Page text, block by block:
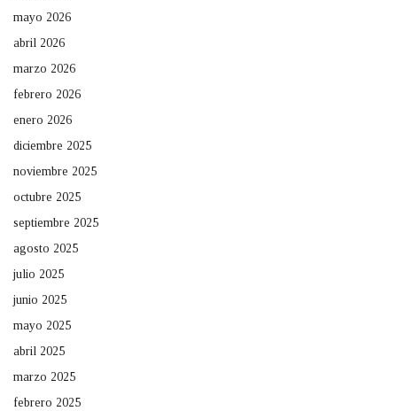
mayo 2026
abril 2026
marzo 2026
febrero 2026
enero 2026
diciembre 2025
noviembre 2025
octubre 2025
septiembre 2025
agosto 2025
julio 2025
junio 2025
mayo 2025
abril 2025
marzo 2025
febrero 2025